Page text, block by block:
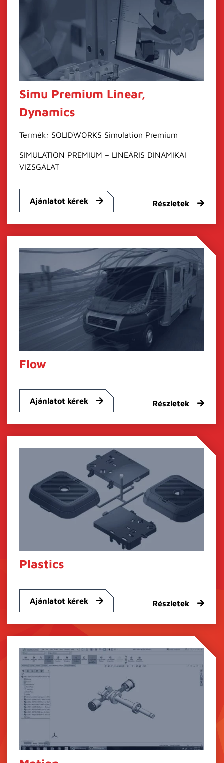
Simu Premium Linear,
Dynamics
Termék: SOLIDWORKS Simulation Premium
SIMULATION PREMIUM – LINEÁRIS DINAMIKAI
VIZSGÁLAT
Ajánlatot kérek Részletek
Flow
Ajánlatot kérek Részletek
Plastics
Ajánlatot kérek Részletek